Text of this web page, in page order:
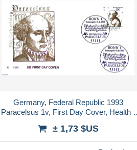
Germany, Federal Republic 1993
Paracelsus 1v, First Day Cover, Health -
± 1,73 $US